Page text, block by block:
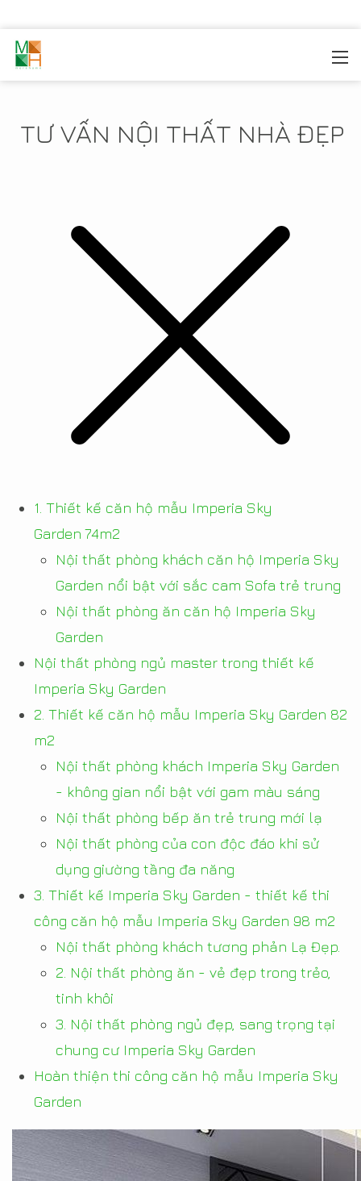
TƯ VẤN NỘI THẤT NHÀ ĐẸP
1. Thiết kế căn hộ mẫu Imperia Sky
Garden 74m2
Nội thất phòng khách căn hộ Imperia Sky
Garden nổi bật với sắc cam Sofa trẻ trung
Nội thất phòng ăn căn hộ Imperia Sky
Garden
Nội thất phòng ngủ master trong thiết kế
Imperia Sky Garden
2. Thiết kế căn hộ mẫu Imperia Sky Garden 82
m2
Nội thất phòng khách Imperia Sky Garden
- không gian nổi bật với gam màu sáng
Nội thất phòng bếp ăn trẻ trung mới lạ
Nội thất phòng của con độc đáo khi sử
dụng giường tầng đa năng
3. Thiết kế Imperia Sky Garden - thiết kế thi
công căn hộ mẫu Imperia Sky Garden 98 m2
Nội thất phòng khách tương phản Lạ Đẹp.
2. Nội thất phòng ăn - vẻ đẹp trong trẻo,
tinh khôi
3. Nội thất phòng ngủ đẹp, sang trọng tại
chung cư Imperia Sky Garden
Hoàn thiện thi công căn hộ mẫu Imperia Sky
Garden